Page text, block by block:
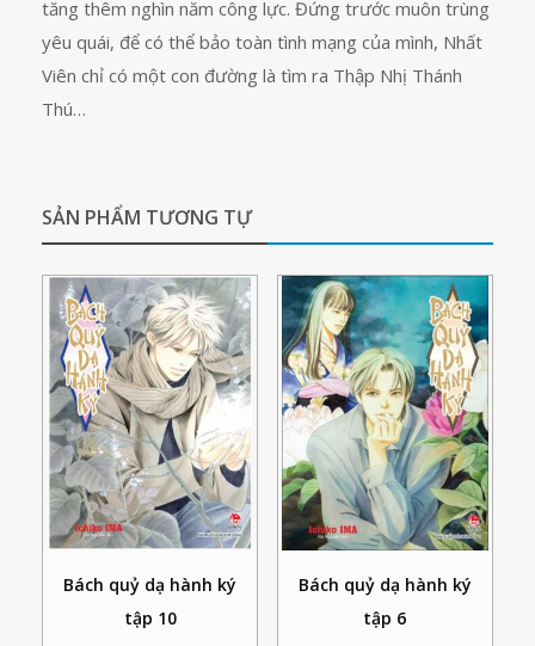
tăng thêm nghìn năm công lực. Đứng trước muôn trùng
yêu quái, để có thể bảo toàn tình mạng của mình, Nhất
Viên chỉ có một con đường là tìm ra Thập Nhị Thánh
Thú…
SẢN PHẨM TƯƠNG TỰ
Bách quỷ dạ hành ký
tập 10
Bách quỷ dạ hành ký
tập 6